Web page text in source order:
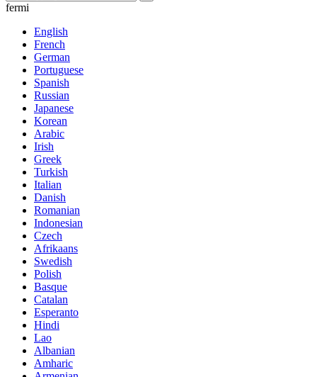
fermi
English
French
German
Portuguese
Spanish
Russian
Japanese
Korean
Arabic
Irish
Greek
Turkish
Italian
Danish
Romanian
Indonesian
Czech
Afrikaans
Swedish
Polish
Basque
Catalan
Esperanto
Hindi
Lao
Albanian
Amharic